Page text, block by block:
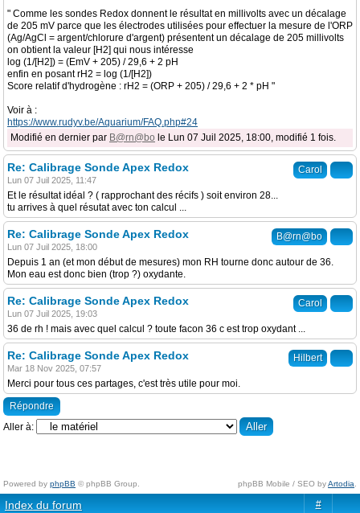
" Comme les sondes Redox donnent le résultat en millivolts avec un décalage
de 205 mV parce que les électrodes utilisées pour effectuer la mesure de l'ORP
(Ag/AgCl = argent/chlorure d'argent) présentent un décalage de 205 millivolts
on obtient la valeur [H2] qui nous intéresse
log (1/[H2]) = (EmV + 205) / 29,6 + 2 pH
enfin en posant rH2 = log (1/[H2])
Score relatif d'hydrogène : rH2 = (ORP + 205) / 29,6 + 2 * pH "
Voir à :
https://www.rudyv.be/Aquarium/FAQ.php#24
Modifié en dernier par B@rn@bo le Lun 07 Juil 2025, 18:00, modifié 1 fois.
Carol
Re: Calibrage Sonde Apex Redox
Lun 07 Juil 2025, 11:47
Et le résultat idéal ? ( rapprochant des récifs ) soit environ 28...
tu arrives à quel résutat avec ton calcul ...
B@rn@bo
Re: Calibrage Sonde Apex Redox
Lun 07 Juil 2025, 18:00
Depuis 1 an (et mon début de mesures) mon RH tourne donc autour de 36.
Mon eau est donc bien (trop ?) oxydante.
Carol
Re: Calibrage Sonde Apex Redox
Lun 07 Juil 2025, 19:03
36 de rh ! mais avec quel calcul ? toute facon 36 c est trop oxydant ...
Hilbert
Re: Calibrage Sonde Apex Redox
Mar 18 Nov 2025, 07:57
Merci pour tous ces partages, c'est très utile pour moi.
Répondre
Aller à:
Powered by phpBB © phpBB Group. phpBB Mobile / SEO byArtodia
Index du forum #